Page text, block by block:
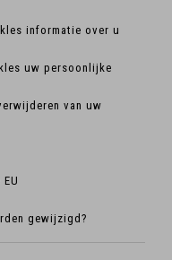
informatie over u
uw persoonlijke
van uw
gewijzigd?